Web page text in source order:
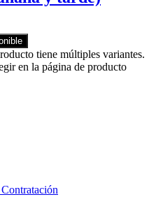
tiene múltiples variantes.
en la página de producto